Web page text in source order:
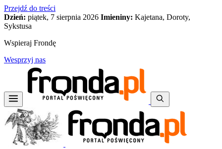
Przejdź do treści
Dzień: piątek, 7 sierpnia 2026 Imieniny: Kajetana, Doroty,
Sykstusa
Wspieraj Frondę
Wesprzyj nas